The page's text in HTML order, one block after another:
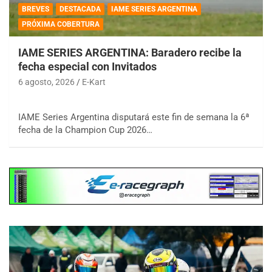
BREVES DESTACADA
IAME SERIES ARGENTINA
PRÓXIMA COBERTURA
IAME SERIES ARGENTINA: Baradero recibe la
fecha especial con Invitados
6 agosto, 2026 E-Kart
IAME Series Argentina disputará este fin de semana la 6ª
fecha de la Champion Cup 2026…